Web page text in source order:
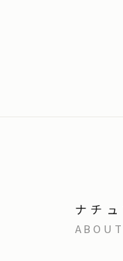
ナチ
ABOUT